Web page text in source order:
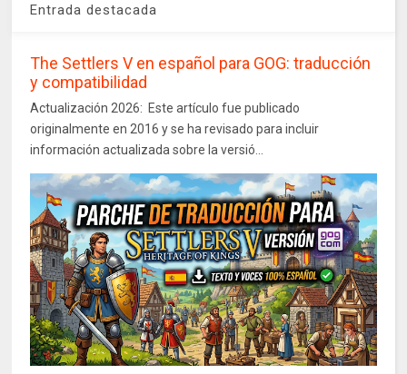
Entrada destacada
The Settlers V en español para GOG: traducción
y compatibilidad
Actualización 2026: Este artículo fue publicado
originalmente en 2016 y se ha revisado para incluir
información actualizada sobre la versió...